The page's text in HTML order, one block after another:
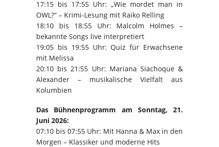
17:15 bis 17:55 Uhr: „Wie mordet man in
OWL?“ – Krimi-Lesung mit Raiko Relling
18:10 bis 18:55 Uhr: Malcolm Holmes –
bekannte Songs live interpretiert
19:05 bis 19:55 Uhr: Quiz für Erwachsene
mit Melissa
20:10 bis 21:55 Uhr: Mariana Siachoque &
Alexander – musikalische Vielfalt aus
Kolumbien
Das Bühnenprogramm am Sonntag, 21.
Juni 2026:
07:10 bis 07:55 Uhr: Mit Hanna & Max in den
Morgen – Klassiker und moderne Hits